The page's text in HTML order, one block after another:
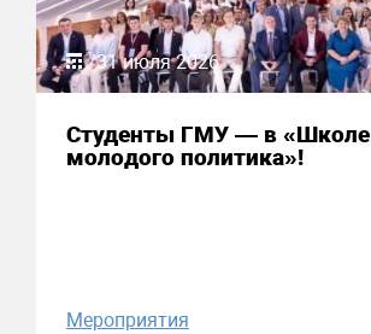
31 июля 2026
Студенты ГМУ — в «Школе
молодого политика»!
Мероприятия